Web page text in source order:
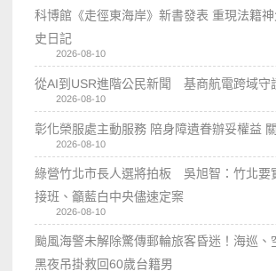
科博館《走徑東海岸》新書發表 重現法籍
史日記
2026-08-10
從AI到USR進階公民新聞 基商航電跨域守
2026-08-10
彰化榮服處主動服務 陪身障遺眷辦妥權益
2026-08-10
綠營竹北市長人選將拍板 吳旭智：竹北要
接班、籲藍白中央儘速定案
2026-08-10
颱風海警未解除驚傳郵輪旅客昏迷！海巡
黑夜吊掛救回60歲台籍男